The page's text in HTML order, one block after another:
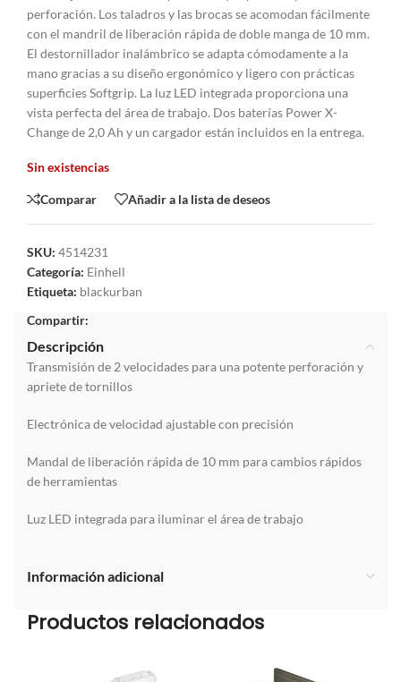
perforación. Los taladros y las brocas se acomodan fácilmente
con el mandril de liberación rápida de doble manga de 10 mm.
El destornillador inalámbrico se adapta cómodamente a la
mano gracias a su diseño ergonómico y ligero con prácticas
superficies Softgrip. La luz LED integrada proporciona una
vista perfecta del área de trabajo. Dos baterías Power X-
Change de 2,0 Ah y un cargador están incluidos en la entrega.
Sin existencias
Comparar Añadir a la lista de deseos
SKU: 4514231
Categoría: Einhell
Etiqueta: blackurban
Compartir:
Descripción
Transmisión de 2 velocidades para una potente perforación y
apriete de tornillos
Electrónica de velocidad ajustable con precisión
Mandal de liberación rápida de 10 mm para cambios rápidos
de herramientas
Luz LED integrada para iluminar el área de trabajo
Información adicional
Productos relacionados